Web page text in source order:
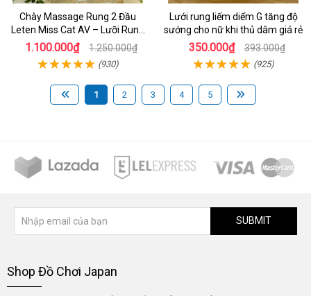
Chày Massage Rung 2 Đầu
Leten Miss Cat AV – Lưỡi Rung
Cực Mạnh & Chế Độ Sưởi Ấm
Kích Thích Tột Đỉnh
1.100.000₫ 1.250.000₫
(930)
Lưới rung liếm diểm G tăng độ
sướng cho nữ khi thủ dâm giá rẻ
350.000₫ 393.000₫
(925)
1 2 3 4 5
SUBMIT
Shop Đồ Chơi Japan